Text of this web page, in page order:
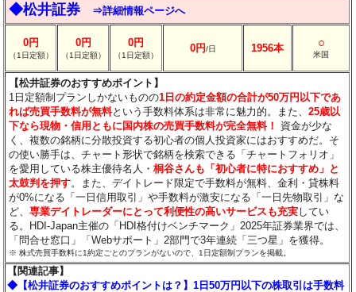
◆松井証券 ⇒詳細情報ページへ
0円
（1日定額）
0円
（1日定額）
0円
（1日定額）
0円/日 1956本 ○
米国
【松井証券のおすすめポイント】
1日定額制プランしかないものの1日の約定金額の合計が50万円以下であ
れば売買手数料が無料という手数料体系は非常に魅力的。また、25歳以
下なら現物・信用ともに国内株の売買手数料が完全無料！
資金が少な
く、複数の銘柄に分散投資する初心者の個人投資家にはおすすめだ。そ
の使い勝手は、チャート形状で銘柄を検索できる「チャートフォリオ」
を愛用している株主優待名人・桐谷さんも「初心者に特におすすめ」と
太鼓判を押す。また、デイトレード限定で手数料が無料、金利・貸株料
が0%になる「一日信用取引」や手数料が激安になる「一日先物取引」な
ど、専業デイトレーダーにとって利便性の高いサービスも充実してい
る。HDI-Japan主催の「HDI格付けベンチマーク」2025年証券業界では、
「問合せ窓口」「Webサポート」2部門で3年連続「三つ星」を獲得。
※ 株式売買手数料に1約定ごとのプランがないので、1日定額制プランを掲載。
【関連記事】
◆【松井証券のおすすめポイントは？】1日50万円以下の株取引は手数料